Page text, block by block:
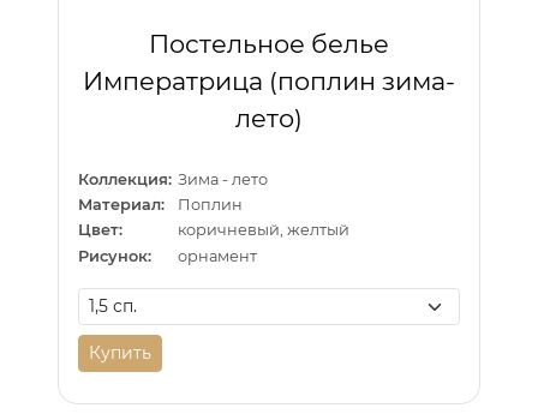
Постельное белье
Императрица (поплин зима-
лето)
Коллекция: Зима - лето
Материал:
Поплин
Цвет:
коричневый, желтый
Рисунок:
орнамент
Купить